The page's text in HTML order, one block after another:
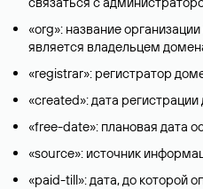
«org»: название
является владельцем
«registrar»: регистратор
«created»: дата
«free-date»: плановая дата
«source»: источник
«paid-till»: дата, до которой